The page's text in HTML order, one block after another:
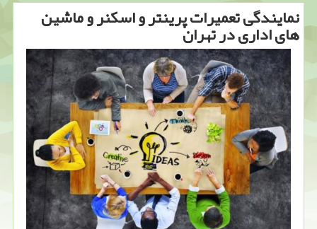
نمایندگی تعمیرات پرینتر و اسكنر و ماشین
های اداری در تهران